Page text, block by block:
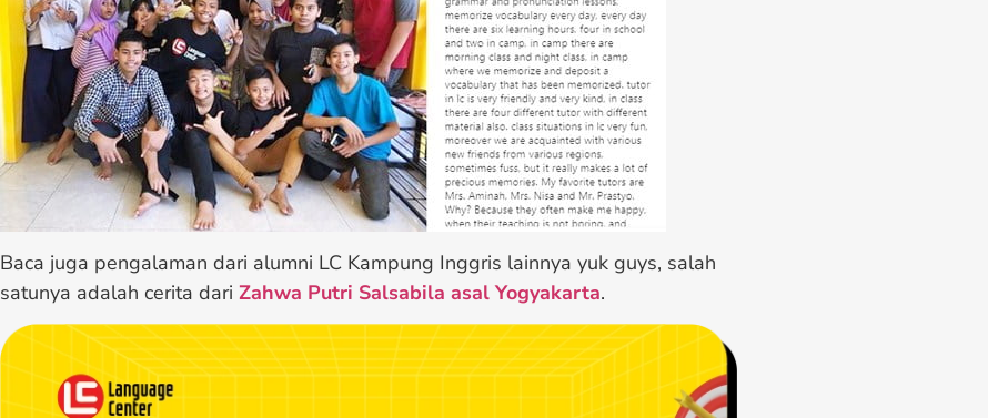
Baca juga pengalaman dari alumni LC Kampung Inggris lainnya yuk guys, salah
satunya adalah cerita dari Zahwa Putri Salsabila asal Yogyakarta.